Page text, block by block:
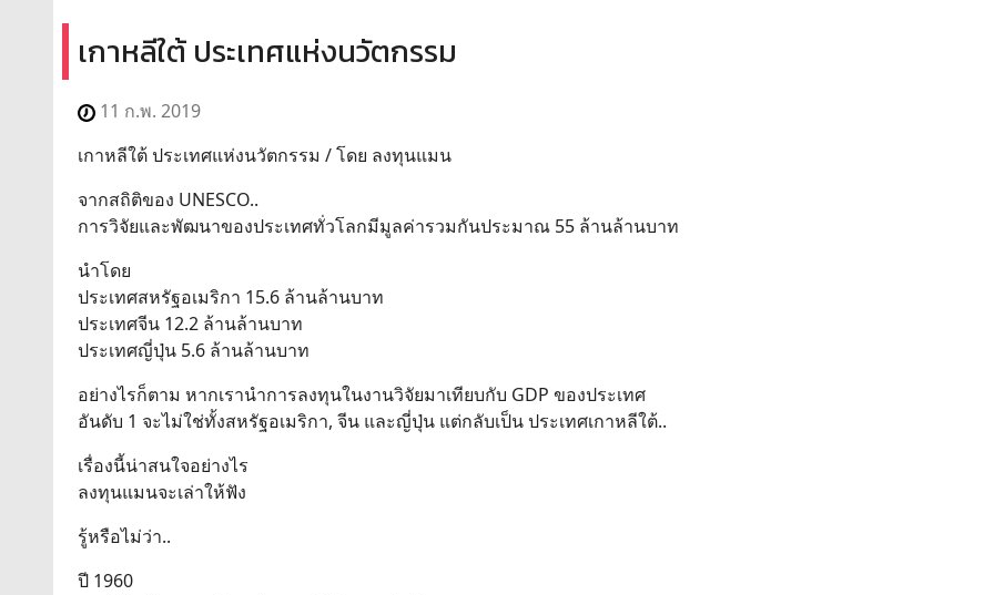
เกาหลีใต้ ประเทศแห่งนวัตกรรม
11 ก.พ. 2019
เกาหลีใต้ ประเทศแห่งนวัตกรรม / โดย ลงทุนแมน
จากสถิติของ UNESCO..
การวิจัยและพัฒนาของประเทศทั่วโลกมีมูลค่ารวมกันประมาณ 55 ล้านล้านบาท
นำโดย
ประเทศสหรัฐอเมริกา 15.6 ล้านล้านบาท
ประเทศจีน 12.2 ล้านล้านบาท
ประเทศญี่ปุ่น 5.6 ล้านล้านบาท
อย่างไรก็ตาม หากเรานำการลงทุนในงานวิจัยมาเทียบกับ GDP ของประเทศ
อันดับ 1 จะไม่ใช่ทั้งสหรัฐอเมริกา, จีน และญี่ปุ่น แต่กลับเป็น ประเทศเกาหลีใต้..
เรื่องนี้น่าสนใจอย่างไร
ลงทุนแมนจะเล่าให้ฟัง
รู้หรือไม่ว่า..
ปี 1960